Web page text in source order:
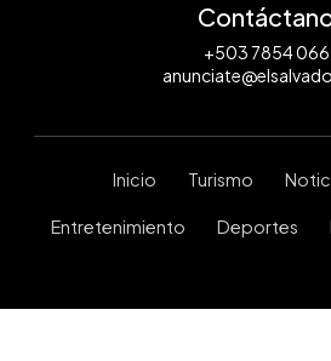
+503 7854
Inicio Turismo
Entretenimiento Deportes